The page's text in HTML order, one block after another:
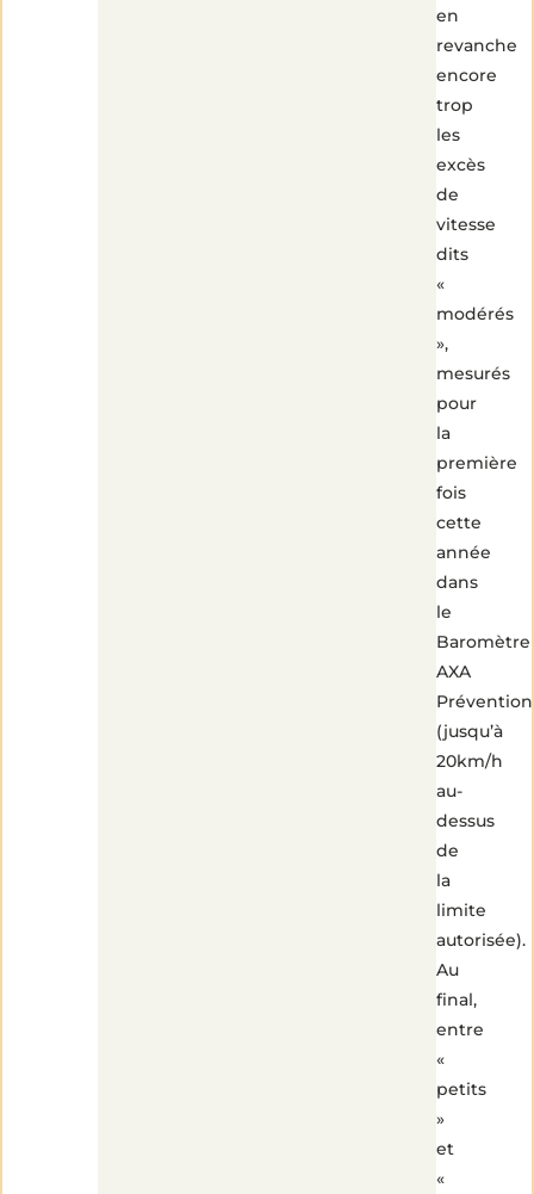
en
revanche
encore
trop
les
excès
de
vitesse
dits
«
modérés
»,
mesurés
pour
la
première
fois
cette
année
dans
le
Baromètre
AXA
Prévention
(jusqu’à
20km/h
au-
dessus
de
la
limite
autorisée).
Au
final,
entre
«
petits
»
et
«